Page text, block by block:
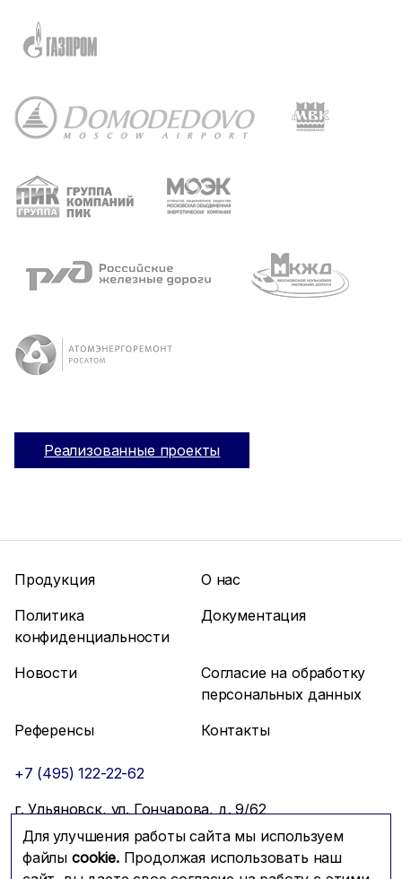
Реализованные проекты
Для улучшения работы сайта мы используем
файлы cookie.Продолжая использовать наш
Продукция
О нас
Политика
конфиденциальности
Документация
Новости
Согласие на обработку
персональных данных
Референсы
Контакты
+7 (495) 122-22-62
г. Ульяновск, ул. Гончарова, д. 9/62
info@mfmc.ru
Связаться с нами